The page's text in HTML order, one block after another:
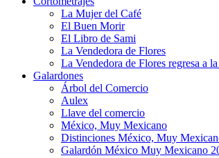
La Mujer del Café
El Buen Morir
El Libro de Sami
La Vendedora de Flores
La Vendedora de Flores regresa a
Galardones
Árbol del Comercio
Aulex
Llave del comercio
México, Muy Mexicano
Distinciones México, Muy
Galardón México Muy Mexicano